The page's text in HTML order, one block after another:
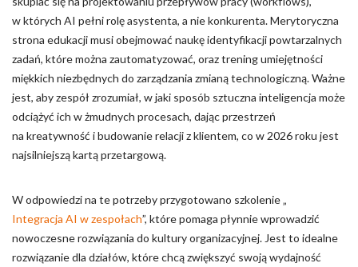
w których AI pełni rolę asystenta, a nie konkurenta. Merytoryczna
strona edukacji musi obejmować naukę identyfikacji powtarzalnych
zadań, które można zautomatyzować, oraz trening umiejętności
miękkich niezbędnych do zarządzania zmianą technologiczną. Ważne
jest, aby zespół zrozumiał, w jaki sposób sztuczna inteligencja może
odciążyć ich w żmudnych procesach, dając przestrzeń
na kreatywność i budowanie relacji z klientem, co w 2026 roku jest
najsilniejszą kartą przetargową.
W odpowiedzi na te potrzeby przygotowano szkolenie „
Integracja AI w zespołach”, które pomaga płynnie wprowadzić
nowoczesne rozwiązania do kultury organizacyjnej. Jest to idealne
rozwiązanie dla działów, które chcą zwiększyć swoją wydajność